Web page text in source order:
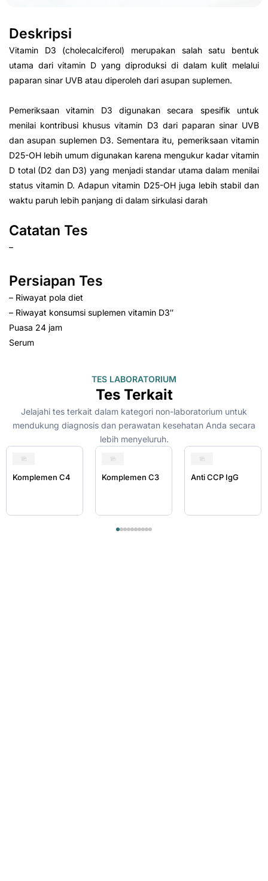
Deskripsi
Vitamin D3 (cholecalciferol) merupakan salah satu bentuk
utama dari vitamin D yang diproduksi di dalam kulit melalui
paparan sinar UVB atau diperoleh dari asupan suplemen.
Pemeriksaan vitamin D3 digunakan secara spesifik untuk
menilai kontribusi khusus vitamin D3 dari paparan sinar UVB
dan asupan suplemen D3. Sementara itu, pemeriksaan vitamin
D25-OH lebih umum digunakan karena mengukur kadar vitamin
D total (D2 dan D3) yang menjadi standar utama dalam menilai
status vitamin D. Adapun vitamin D25-OH juga lebih stabil dan
waktu paruh lebih panjang di dalam sirkulasi darah
Catatan Tes
–
Persiapan Tes
– Riwayat pola diet
– Riwayat konsumsi suplemen vitamin D3″
Puasa 24 jam
Serum
TES LABORATORIUM
Tes Terkait
Jelajahi tes terkait dalam kategori non-laboratorium untuk
mendukung diagnosis dan perawatan kesehatan Anda secara
lebih menyeluruh.
Komplemen C4 Komplemen C3 Anti CCP IgG